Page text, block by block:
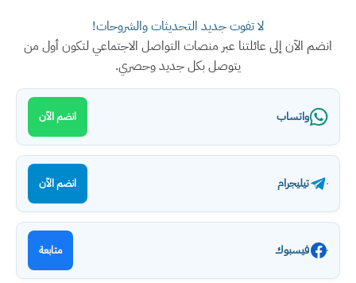
لا تفوت جديد التحديثات والشروحات!
انضم الآن إلى عائلتنا عبر منصات التواصل الاجتماعي لتكون أول من
يتوصل بكل جديد وحصري.
واتساب انضم الآن
تيليجرام انضم الآن
فيسبوك متابعة